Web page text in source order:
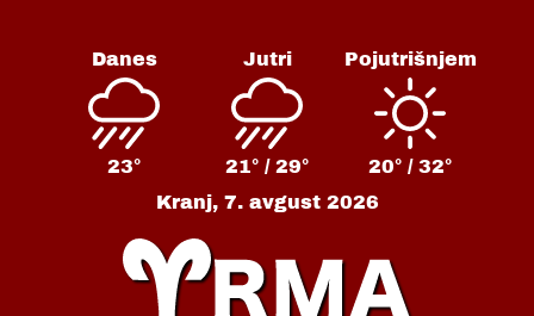
Danes
23°
Jutri
21° / 29°
Pojutrišnjem
20° / 32°
Kranj, 7. avgust 2026